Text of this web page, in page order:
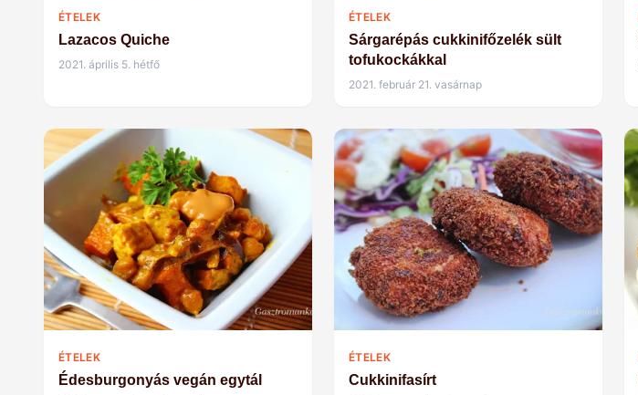
ÉTELEK
Lazacos Quiche
2021. április 5. hétfő
ÉTELEK
Sárgarépás cukkinifőzelék sült
tofukockákkal
2021. február 21. vasárnap
ÉTELEK
Édesburgonyás vegán egytál
ÉTELEK
Cukkinifasírt